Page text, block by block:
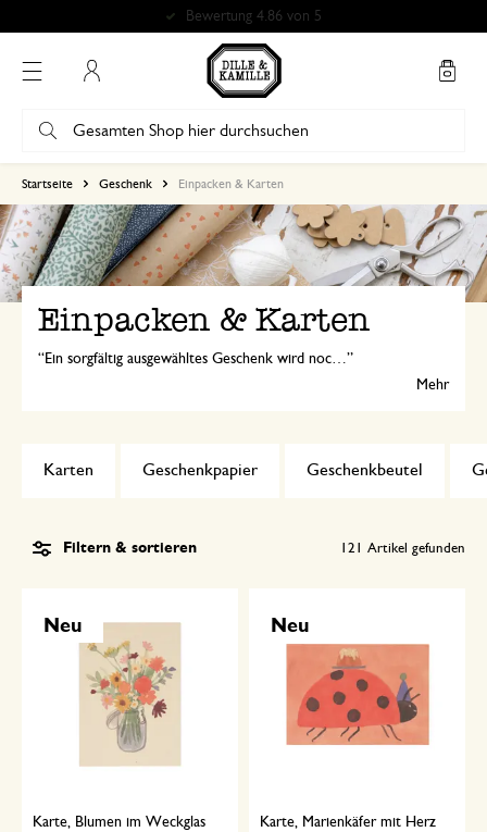
Bewertung 4.86 von 5
Startseite Geschenk Einpacken & Karten
Einpacken & Karten
Ein sorgfältig ausgewähltes Geschenk wird noch persönlicher, wenn es schön verpackt ist. Eine Karte mit einer lieben Nachricht macht es komplett!
Mehr
Karten Geschenkpapier Geschenkbeutel
Filtern & sortieren 121 Artikel gefunden
Neu
Karte, Blumen im Weckglas
Neu
Karte, Marienkäfer mit Herz